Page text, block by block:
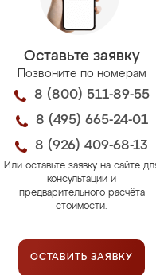
Оставьте заявку
Позвоните по номерам
8 (800) 511-89-55
8 (495) 665-24-01
8 (926) 409-68-13
Или оставьте заявку на сайте
консультации и
предварительного расчёта
стоимости.
ОСТАВИТЬ ЗАЯВКУ